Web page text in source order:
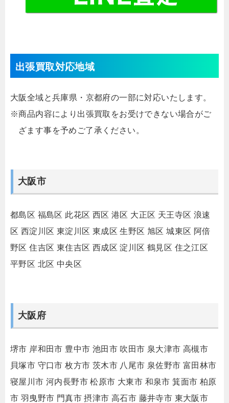
出張買取対応地域
大阪全域と兵庫県・京都府の一部に対応いたします。
※商品内容により出張買取をお受けできない場合がご
ざます事を予めご了承ください。
大阪市
都島区 福島区 此花区 西区 港区 大正区 天王寺区 浪速
区 西淀川区 東淀川区 東成区 生野区 旭区 城東区 阿倍
野区 住吉区 東住吉区 西成区 淀川区 鶴見区 住之江区
平野区 北区 中央区
大阪府
堺市 岸和田市 豊中市 池田市 吹田市 泉大津市 高槻市
貝塚市 守口市 枚方市 茨木市 八尾市 泉佐野市 富田林市
寝屋川市 河内長野市 松原市 大東市 和泉市 箕面市 柏原
市 羽曳野市 門真市 摂津市 高石市 藤井寺市 東大阪市